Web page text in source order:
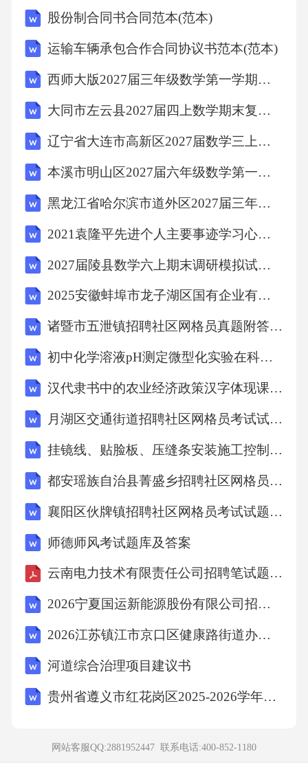
下列句子中标点符号使用正确的一项是：A.他
问我：“你去过刘公岛吗？那里的历史遗迹很值
验、民俗表演等……C.“这真是太美了！”她激动
地说：“我从未见过如此景色。”D.书籍是人类进
步的阶梯——高尔基。19、下列关于中华优秀
传统文化的说法，错误的是：A.“仁义礼智信”被
《论语》是记录孔子及其弟子言行的语录体著
作。C.二十四节气已被列入联合国教科文组织
人类非物质文化遗产代表作名录。D.京剧是中
语结构类型相同的一项是：A.山川河流花草B.
提高改善扩大C.雪白火红笔直D.司令管家理事2
1、下列词语中，加点字的读音完全相同的一项
是：A.强求/牵强B.载重/记载C.参与/参差D.附
A.通过这次培训，使员工的服务意识得到了提
升。B.威海的旅游资源十分丰富，是国内外游
客向往的旅游胜地之一。C.能否保护好海洋生
态，是实现文旅可持续发展的关键。D.他不仅
学习好，而且思想品德也优良得很。23、“海纳
百川，有容乃大”体现的哲学道理是：A.量变引
起质变B.矛盾双方相互依存C.事物发展是前进性
与曲折性的统一D.整体大于部分之和24、下列
位于山东省东部，濒临黄海与渤海B.泰山是五
岳之首，主峰玉皇顶海拔约1545米C.黄河入海
口位于青岛市D.山东半岛属于亚热带季风气候2
轮美奂，观众无不拍手称快。B.他做事总是首
股份制合同书合同范本(范本)
运输车辆承包合作合同协议书范本(范本)
西师大版2027届三年级数学第一学期期末调研试题含解析
大同市左云县2027届四上数学期末复习检测模拟试题含解析
辽宁省大连市高新区2027届数学三上期末达标检测模拟试题含解析
本溪市明山区2027届六年级数学第一学期期末统考模拟试题含解析
黑龙江省哈尔滨市道外区2027届三年级数学第一学期期末检测试题含解析
2021袁隆平先进个人主要事迹学习心得体会5篇
2027届陵县数学六上期末调研模拟试题含解析
2025安徽蚌埠市龙子湖区国有企业有关管理人员选聘组织考察笔试历年参考题库附带答案详解
诸暨市五泄镇招聘社区网格员真题附答案详解
初中化学溶液pH测定微型化实验在科学展览中的应用研究教学研究课题报告
汉代隶书中的农业经济政策汉字体现课题报告教学研究课题报告
月湖区交通街道招聘社区网格员考试试题附答案详解
挂镜线、贴脸板、压缝条安装施工控制要点
都安瑶族自治县菁盛乡招聘社区网格员备考题库附答案详解
襄阳区伙牌镇招聘社区网格员考试试题附答案详解
师德师风考试题库及答案
云南电力技术有限责任公司招聘笔试题库2026
2026宁夏国运新能源股份有限公司招聘45人笔试备考试题及答案详解
2026江苏镇江市京口区健康路街道办事处编制外城管协管员招聘2人笔试参考题库及答案详解
河道综合治理项目建议书
贵州省遵义市红花岗区2025-2026学年四下数学期末检测试题含解析
网站客服QQ:2881952447 联系电话:400-852-1180